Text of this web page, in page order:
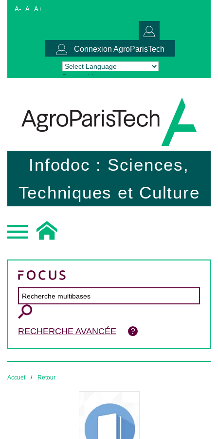
A- A A+
Connexion AgroParisTech
Powered by Translate
Infodoc : Sciences,
Techniques et Culture
RECHERCHE AVANCÉE
Accueil Retour